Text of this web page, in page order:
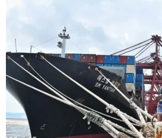
Nhiều tuyến đường ở Quận 2 ngập
khó di chuyển. (Ảnh: Hồng
Trận mưa chiều 13/6 chỉ kéo
đồng hồ nhưng đã gây thiệt
phố Hồ Chí Minh.